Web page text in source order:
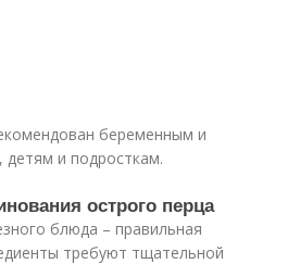
беременным и
и подросткам.
острого перца
блюда – правильная
требуют тщательной